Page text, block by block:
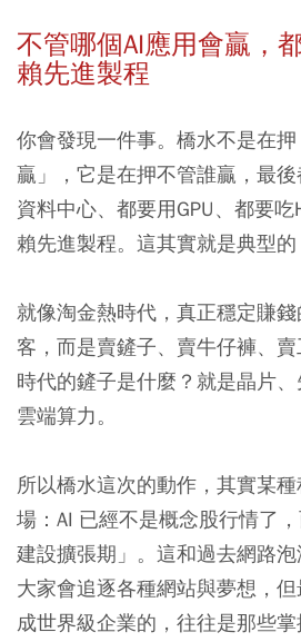
不管哪個AI應用會贏，
賴先進製程
你會發現一件事。橋水不是在
贏」，它是在押不管誰贏，最
資料中心、都要用GPU、都要
賴先進製程。這其實就是典型的
就像淘金熱時代，真正穩定賺
客，而是賣鏟子、賣牛仔褲、
時代的鏟子是什麼？就是晶片、
雲端算力。
所以橋水這次的動作，其實某
場：AI 已經不是概念股行情了
建設擴張期」。這和過去網路
大家會追逐各種網站與夢想，
成世界級企業的，往往是那些